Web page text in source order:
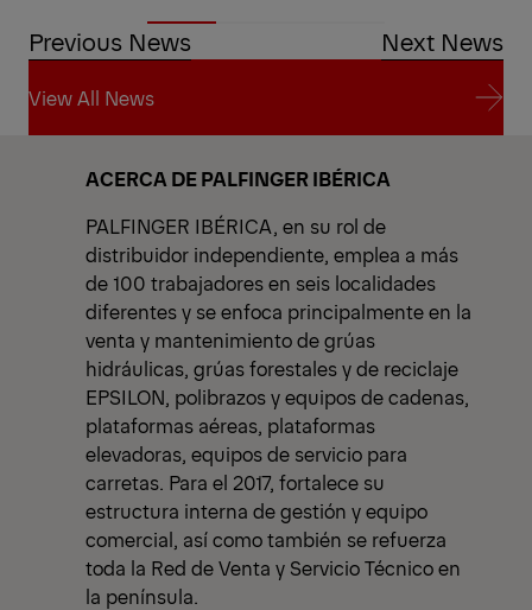
Previous News Next News
View All News
View All News
ACERCA DE PALFINGER IBÉRICA
PALFINGER IBÉRICA, en su rol de
distribuidor independiente, emplea a más
de 100 trabajadores en seis localidades
diferentes y se enfoca principalmente en la
venta y mantenimiento de grúas
hidráulicas, grúas forestales y de reciclaje
EPSILON, polibrazos y equipos de cadenas,
plataformas aéreas, plataformas
elevadoras, equipos de servicio para
carretas. Para el 2017, fortalece su
estructura interna de gestión y equipo
comercial, así como también se refuerza
toda la Red de Venta y Servicio Técnico en
la península.